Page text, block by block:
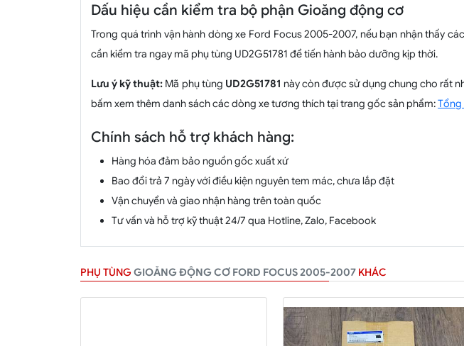
Dấu hiệu cần kiểm tra bộ phận Gioăng động cơ
Trong quá trình vận hành dòng xe Ford Focus 2005-2007, nếu bạn nhận thấy
cần kiểm tra ngay mã phụ tùng UD2G51781 để tiến hành bảo dưỡng kịp thời.
Lưu ý kỹ thuật: Mã phụ tùng UD2G51781 này còn được sử dụng chung cho rất
bấm xem thêm danh sách các dòng xe tương thích tại trang gốc sản phẩm:Tổng
Chính sách hỗ trợ khách hàng:
Hàng hóa đảm bảo nguồn gốc xuất xứ
Bao đổi trả 7 ngày với điều kiện nguyên tem mác, chưa lắp đặt
Vận chuyển và giao nhận hàng trên toàn quốc
Tư vấn và hỗ trợ kỹ thuật 24/7 qua Hotline, Zalo, Facebook
PHỤ TÙNG GIOĂNG ĐỘNG CƠ FORD FOCUS 2005-2007KHÁC